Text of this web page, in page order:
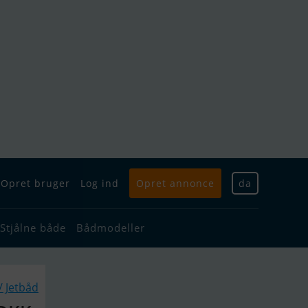
Opret bruger Log ind Opret annonce da
Stjålne både Bådmodeller
Jetbåd